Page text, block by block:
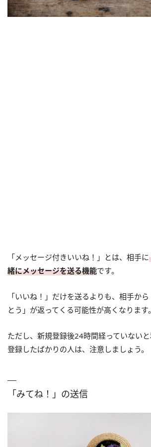
「メッセージ付きいいね！」とは、相手に
緒にメッセージを送る機能です。
「いいね！」だけを送るよりも、相手か
とう」が返ってくる可能性が高くなります。
ただし、新規登録後24時間経っていないと
登録したばかりの人は、注意しましょう。
「みてね！」の送信